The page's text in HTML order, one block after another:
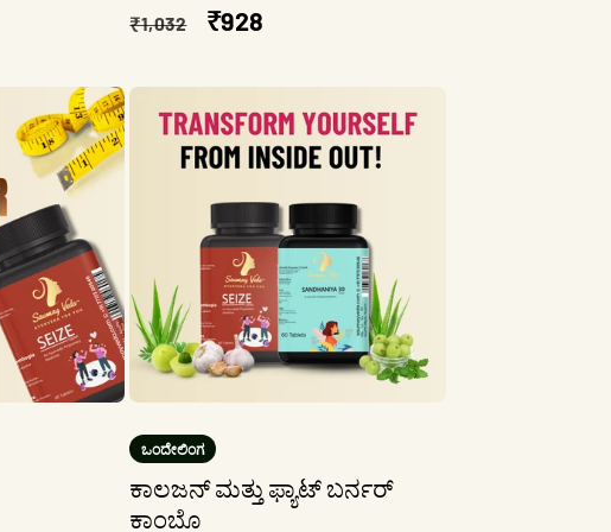
ನಿಯಮಿತ
₹1,032
ಮಾರಾಟ
₹928
ಒಂದೇಲಿಂಗ
ಕಾಲಜನ್ ಮತ್ತು ಫ್ಯಾಟ್ ಬರ್ನರ್
ಕಾಂಬೊ